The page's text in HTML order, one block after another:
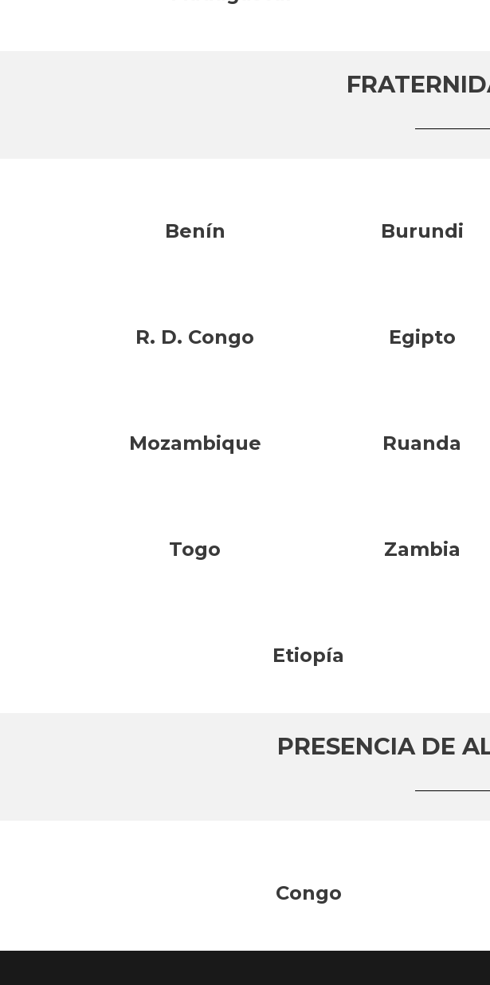
Benín Burundi
R. D. Congo Egipto
Mozambique Ruanda
Togo Zambia
Etiopía
PRESENCIA DE
Congo